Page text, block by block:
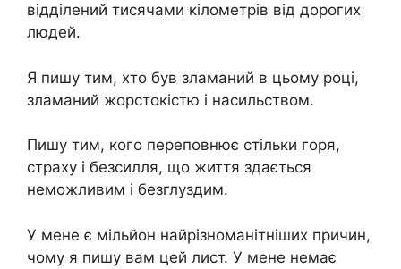
відділений тисячами кілометрів від дорогих
людей.
Я пишу тим, хто був зламаний в цьому році,
зламаний жорстокістю і насильством.
Пишу тим, кого переповнює стільки горя,
страху і безсилля, що життя здається
неможливим і безглуздим.
У мене є мільйон найрізноманітніших причин,
чому я пишу вам цей лист. У мене немає